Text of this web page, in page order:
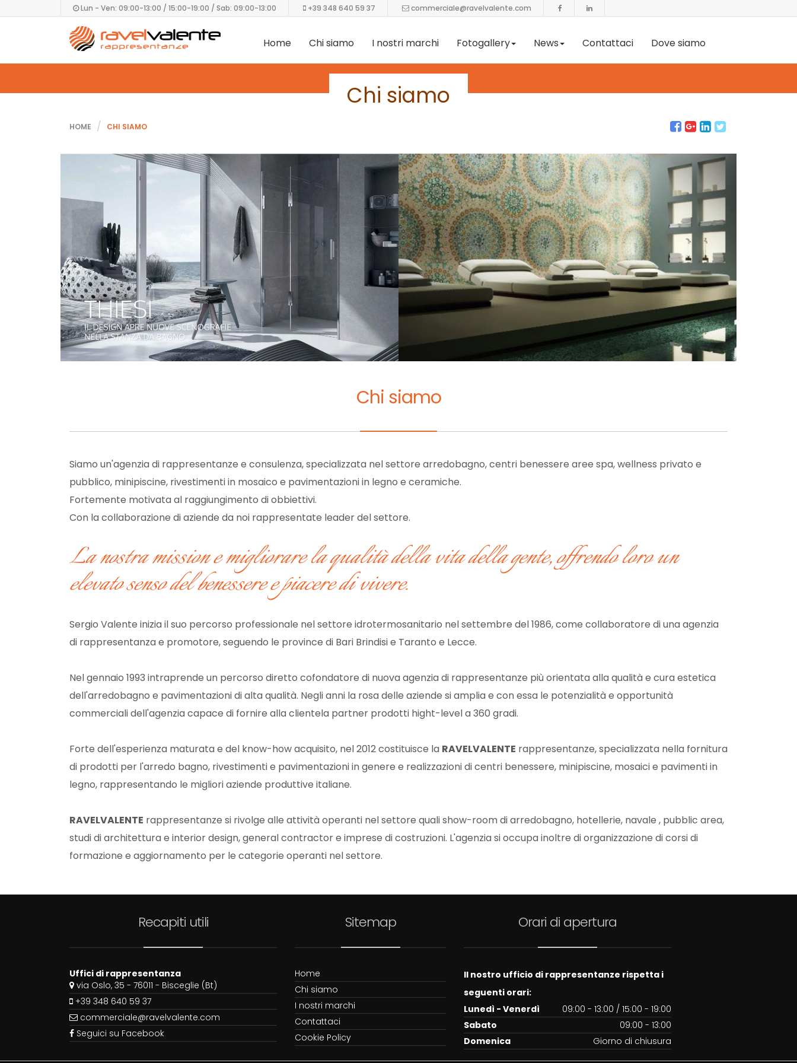
Lun - Ven: 09:00-13:00 / 15:00-19:00 / Sab: 09:00-13:00 +39 348 640 59 37 commerciale@ravelvalente.com
Home Chi siamo I nostri marchi Fotogallery News Contattaci Dove siamo
Chi siamo
HOME CHI SIAMO
Chi siamo
Siamo un'agenzia di rappresentanze e consulenza, specializzata nel settore arredobagno, centri benessere aree spa, wellness privato e
pubblico, minipiscine, rivestimenti in mosaico e pavimentazioni in legno e ceramiche.
Fortemente motivata al raggiungimento di obbiettivi.
Con la collaborazione di aziende da noi rappresentate leader del settore.
La nostra mission e migliorare la qualità della vita della gente, offrendo loro un
elevato senso del benessere e piacere di vivere.
Sergio Valente inizia il suo percorso professionale nel settore idrotermosanitario nel settembre del 1986, come collaboratore di una agenzia
di rappresentanza e promotore, seguendo le province di Bari Brindisi e Taranto e Lecce.
Nel gennaio 1993 intraprende un percorso diretto cofondatore di nuova agenzia di rappresentanze più orientata alla qualità e cura estetica
dell'arredobagno e pavimentazioni di alta qualità. Negli anni la rosa delle aziende si amplia e con essa le potenzialità e opportunità
commerciali dell'agenzia capace di fornire alla clientela partner prodotti hight-level a 360 gradi.
Forte dell'esperienza maturata e del know-how acquisito, nel 2012 costituisce la RAVELVALENTE rappresentanze, specializzata nella fornitura
di prodotti per l'arredo bagno, rivestimenti e pavimentazioni in genere e realizzazioni di centri benessere, minipiscine, mosaici e pavimenti in
legno, rappresentando le migliori aziende produttive italiane.
RAVELVALENTE rappresentanze si rivolge alle attività operanti nel settore quali show-room di arredobagno, hotellerie, navale , pubblic area,
studi di architettura e interior design, general contractor e imprese di costruzioni. L'agenzia si occupa inoltre di organizzazione di corsi di
formazione e aggiornamento per le categorie operanti nel settore.
Recapiti utili
Uffici di rappresentanza
via Oslo, 35 - 76011 - Bisceglie (Bt)
+39 348 640 59 37
commerciale@ravelvalente.com
Seguici su Facebook
Sitemap
Home
Chi siamo
I nostri marchi
Contattaci
Cookie Policy
Orari di apertura
Il nostro ufficio di rappresentanze rispetta i
seguenti orari:
Lunedì - Venerdì
09:00 - 13:00 / 15:00 - 19:00
Sabato
09:00 - 13:00
Domenica
Giorno di chiusura